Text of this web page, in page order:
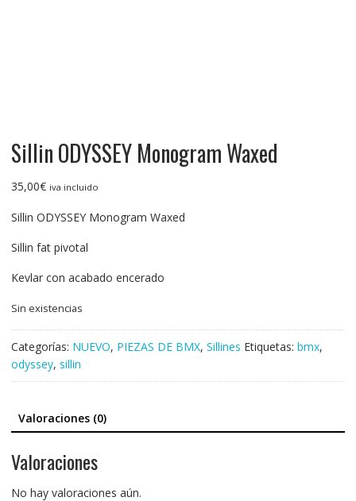
Sillin ODYSSEY Monogram Waxed
35,00€ iva incluido
Sillin ODYSSEY Monogram Waxed
Sillin fat pivotal
Kevlar con acabado encerado
Sin existencias
Categorías: NUEVO, PIEZAS DE BMX, Sillines Etiquetas: bmx,
odyssey, sillin
Valoraciones (0)
Valoraciones
No hay valoraciones aún.